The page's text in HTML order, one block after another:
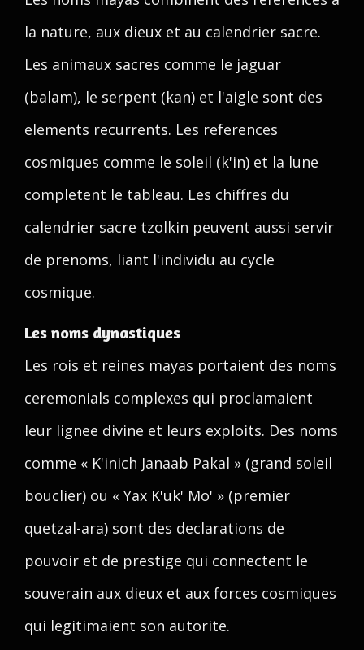
la nature, aux dieux et au calendrier sacre.
Les animaux sacres comme le jaguar
(balam), le serpent (kan) et l'aigle sont des
elements recurrents. Les references
cosmiques comme le soleil (k'in) et la lune
completent le tableau. Les chiffres du
calendrier sacre tzolkin peuvent aussi servir
de prenoms, liant l'individu au cycle
cosmique.
Les noms dynastiques
Les rois et reines mayas portaient des noms
ceremonials complexes qui proclamaient
leur lignee divine et leurs exploits. Des noms
comme « K'inich Janaab Pakal » (grand soleil
bouclier) ou « Yax K'uk' Mo' » (premier
quetzal-ara) sont des declarations de
pouvoir et de prestige qui connectent le
souverain aux dieux et aux forces cosmiques
qui legitimaient son autorite.